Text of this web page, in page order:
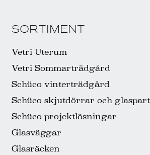
SORTIMENT
Vetri Uterum
Vetri Sommarträdgård
Schüco vinterträdgård
Schüco skjutdörrar och
Schüco projektlösningar
Glasväggar
Glasräcken